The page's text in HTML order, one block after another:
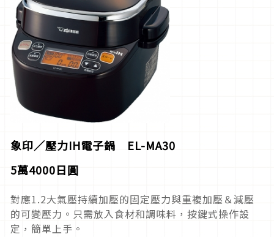
象印／壓力IH電子鍋 EL-MA30
5萬4000日圓
對應1.2大氣壓持續加壓的固定壓力與重複加壓＆減壓
的可變壓力。只需放入食材和調味料，按鍵式操作設
定，簡單上手。